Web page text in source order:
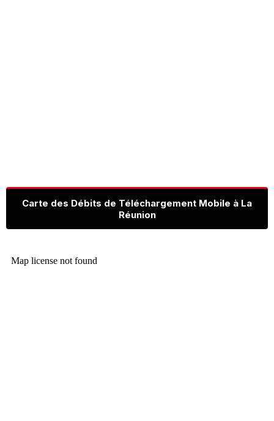
Carte des Débits de Téléchargement Mobile à La
Réunion